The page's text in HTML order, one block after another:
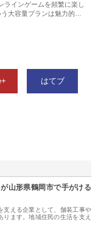
ラインゲームを頻繁に楽し
大容量プランは魅力的…
はてブ
山形県鶴岡市で手がける
支える企業として、舗装工事や
ります。地域住民の生活を支え